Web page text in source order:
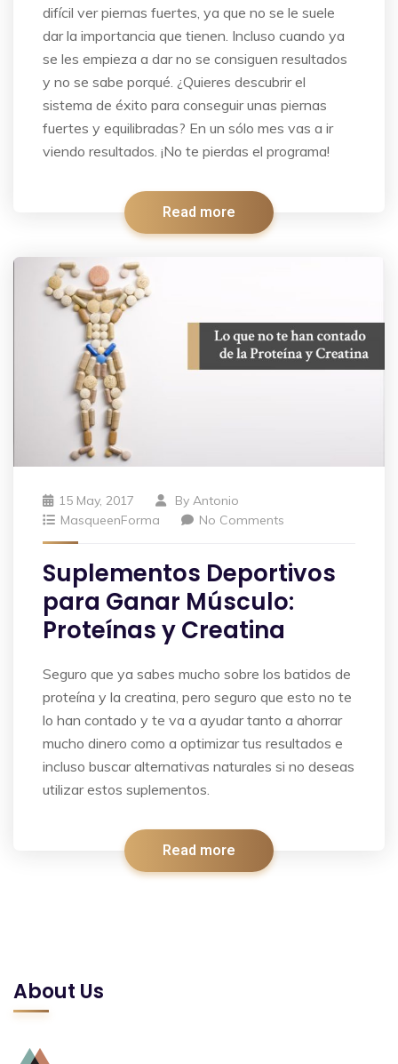
difícil ver piernas fuertes, ya que no se le suele
dar la importancia que tienen. Incluso cuando ya
se les empieza a dar no se consiguen resultados
y no se sabe porqué. ¿Quieres descubrir el
sistema de éxito para conseguir unas piernas
fuertes y equilibradas? En un sólo mes vas a ir
viendo resultados. ¡No te pierdas el programa!
Read more
15 May, 2017 By Antonio
MasqueenForma
No Comments
Suplementos Deportivos
para Ganar Músculo:
Proteínas y Creatina
Seguro que ya sabes mucho sobre los batidos de
proteína y la creatina, pero seguro que esto no te
lo han contado y te va a ayudar tanto a ahorrar
mucho dinero como a optimizar tus resultados e
incluso buscar alternativas naturales si no deseas
utilizar estos suplementos.
Read more
About Us